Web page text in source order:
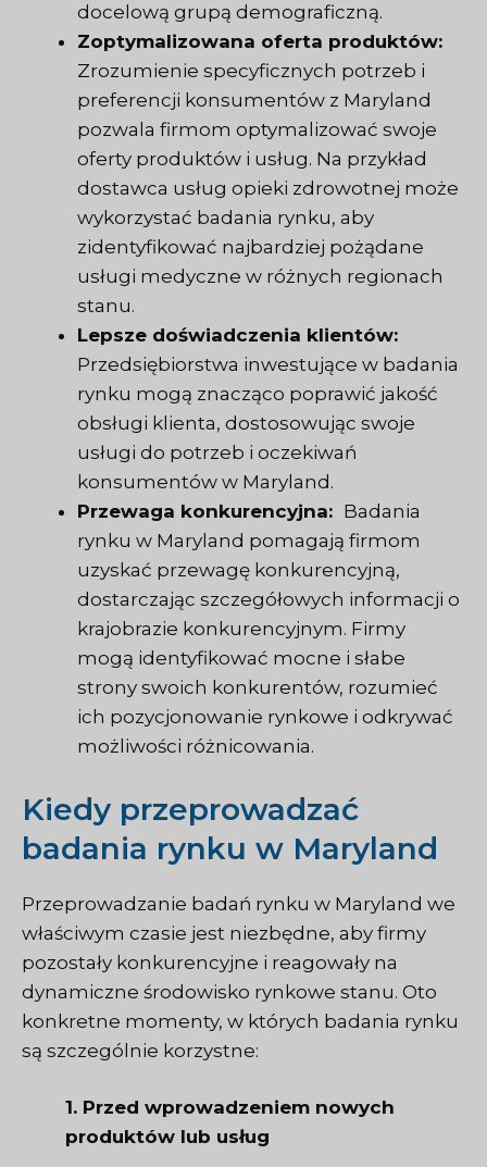
docelową grupą demograficzną.
Zoptymalizowana oferta produktów:
Zrozumienie specyficznych potrzeb i
preferencji konsumentów z Maryland
pozwala firmom optymalizować swoje
oferty produktów i usług. Na przykład
dostawca usług opieki zdrowotnej może
wykorzystać badania rynku, aby
zidentyfikować najbardziej pożądane
usługi medyczne w różnych regionach
stanu.
Lepsze doświadczenia klientów:
Przedsiębiorstwa inwestujące w badania
rynku mogą znacząco poprawić jakość
obsługi klienta, dostosowując swoje
usługi do potrzeb i oczekiwań
konsumentów w Maryland.
Przewaga konkurencyjna: Badania
rynku w Maryland pomagają firmom
uzyskać przewagę konkurencyjną,
dostarczając szczegółowych informacji o
krajobrazie konkurencyjnym. Firmy
mogą identyfikować mocne i słabe
strony swoich konkurentów, rozumieć
ich pozycjonowanie rynkowe i odkrywać
możliwości różnicowania.
Kiedy przeprowadzać
badania rynku w Maryland
Przeprowadzanie badań rynku w Maryland we
właściwym czasie jest niezbędne, aby firmy
pozostały konkurencyjne i reagowały na
dynamiczne środowisko rynkowe stanu. Oto
konkretne momenty, w których badania rynku
są szczególnie korzystne:
1. Przed wprowadzeniem nowych
produktów lub usług